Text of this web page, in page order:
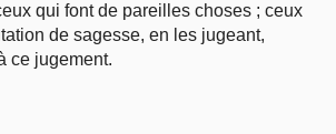
qui font de pareilles choses ; ceux
de sagesse, en les jugeant,
ce jugement.